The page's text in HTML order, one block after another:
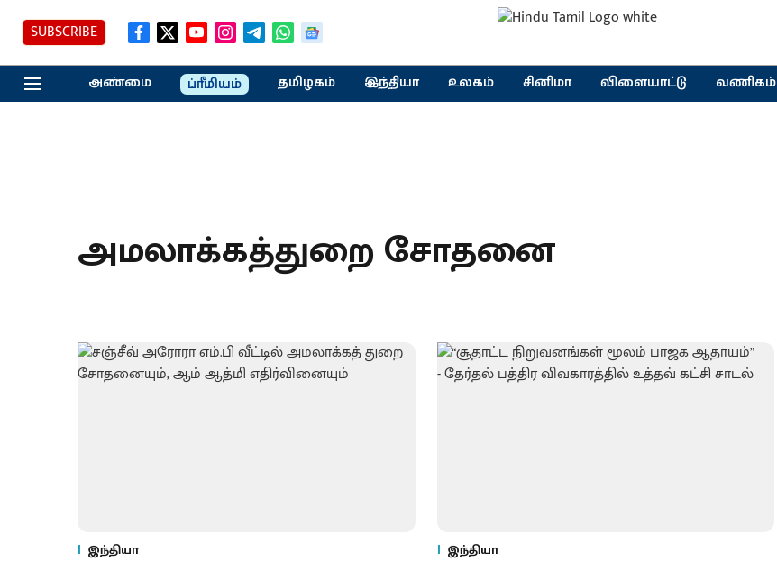
SUBSCRIBE
அண்மை ப்ரீமியம் தமிழகம் இந்தியா உலகம் சினிமா விளையாட்டு வணிகம்
அமலாக்கத்துறை சோதனை
இந்தியா இந்தியா